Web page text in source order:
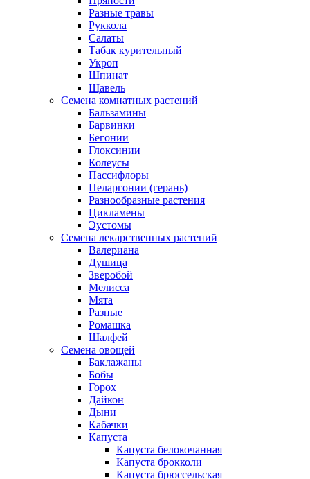
Разные травы
Руккола
Салаты
Табак курительный
Укроп
Шпинат
Щавель
Семена комнатных растений
Бальзамины
Барвинки
Бегонии
Глоксинии
Колеусы
Пассифлоры
Пеларгонии (герань)
Разнообразные растения
Цикламены
Эустомы
Семена лекарственных растений
Валериана
Душица
Зверобой
Мелисса
Мята
Разные
Ромашка
Шалфей
Семена овощей
Баклажаны
Бобы
Горох
Дайкон
Дыни
Кабачки
Капуста
Капуста белокочанная
Капуста брокколи
Капуста брюссельская